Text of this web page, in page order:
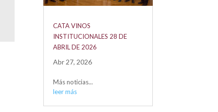
CATA VINOS
INSTITUCIONALES 28 DE
ABRIL DE 2026
Abr 27, 2026
Más noticias...
leer más